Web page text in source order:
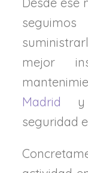
mejor
Madrid y
seguridad